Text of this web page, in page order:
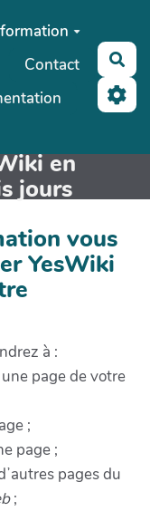
Contact
en
jours
vous
YesWiki
à :
page de votre
;
page ;
pages du
;